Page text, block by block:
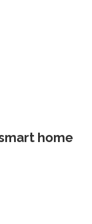
home